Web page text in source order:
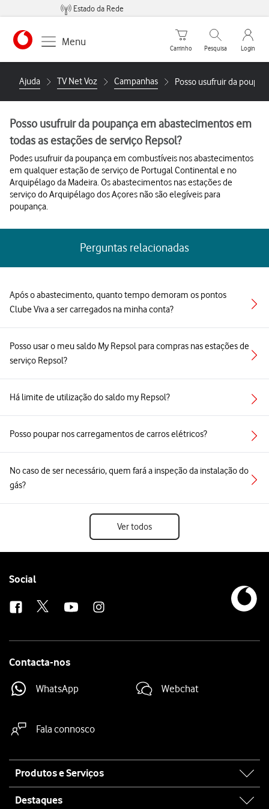
Estado da Rede
https://www.vodafone.pt
Menu
Carrinho de compras
Carrinho
Pesquisar
Pesquisa
My
Login
Ajuda TV Net Voz Campanhas Posso usufruir da
Posso usufruir da poupança em abastecimentos em
todas as estações de serviço Repsol?
Podes usufruir da poupança em combustíveis nos abastecimentos
em qualquer estação de serviço de Portugal Continental e no
Arquipélago da Madeira. Os abastecimentos nas estações de
serviço do Arquipélago dos Açores não são elegíveis para
poupança.
Perguntas relacionadas
Após o abastecimento, quanto tempo demoram os pontos
Clube Viva a ser carregados na minha conta?
Posso usar o meu saldo My Repsol para compras nas estações de
serviço Repsol?
Há limite de utilização do saldo my Repsol?
Posso poupar nos carregamentos de carros elétricos?
No caso de ser necessário, quem fará a inspeção da instalação do
gás?
Ver todos
Follow
Social
Contacta-nos
WhatsApp Webchat
Fala connosco
map
Produtos e Serviços
Destaques